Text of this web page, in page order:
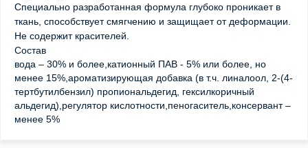
Специально разработанная формула глубоко проникает в
ткань, способствует смягчению и защищает от деформации.
Не содержит красителей.
Состав
вода – 30% и более,катионный ПАВ - 5% или более, но
менее 15%,ароматизирующая добавка (в т.ч. линалоол, 2-(4-
тертбутилбензил) пропиональдегид, гексилкоричный
альдегид),регулятор кислотности,пеногаситель,консервант –
менее 5%